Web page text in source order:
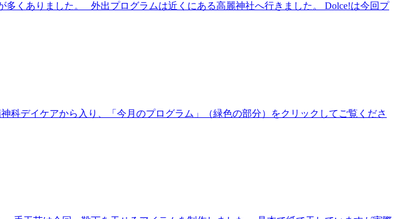
くありました。 外出プログラムは近くにある高麗神社へ行きました。 Dolce!は今回プ
科デイケアから入り、「今月のプログラム」（緑色の部分）をクリックしてご覧くださ